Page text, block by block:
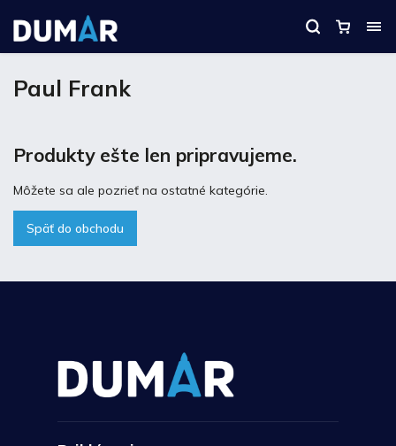
Paul Frank
Produkty ešte len pripravujeme.
Môžete sa ale pozrieť na ostatné kategórie.
Späť do obchodu